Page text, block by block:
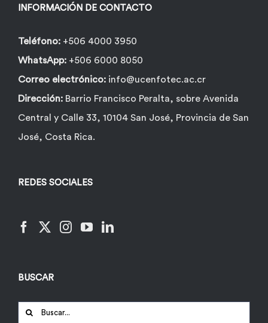
de
producto
INFORMACIÓN DE CONTACTO
Teléfono: +506 4000 3950
WhatsApp: +506 6000 8050
Correo electrónico: info@ucenfotec.ac.cr
Dirección: Barrio Francisco Peralta, sobre Avenida
Central y Calle 33, 10104 San José, Provincia de San
José, Costa Rica.
REDES SOCIALES
BUSCAR
Buscar: